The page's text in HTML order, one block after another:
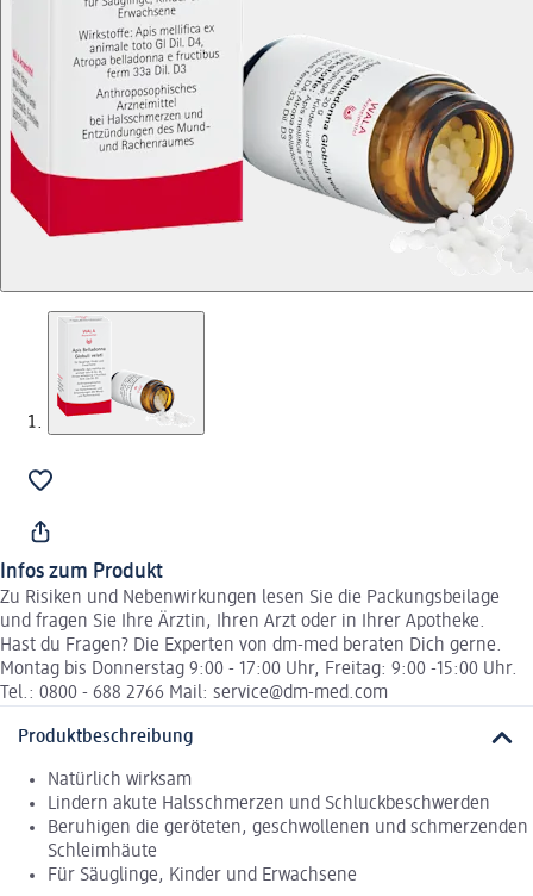
Infos zum Produkt
Zu Risiken und Nebenwirkungen lesen Sie die Packungsbeilage
und fragen Sie Ihre Ärztin, Ihren Arzt oder in Ihrer Apotheke.
Hast du Fragen? Die Experten von dm-med beraten Dich gerne.
Montag bis Donnerstag 9:00 - 17:00 Uhr, Freitag: 9:00 -15:00 Uhr.
Tel.: 0800 - 688 2766 Mail: service@dm-med.com
Produktbeschreibung
Natürlich wirksam
Lindern akute Halsschmerzen und Schluckbeschwerden
Beruhigen die geröteten, geschwollenen und schmerzenden
Schleimhäute
Für Säuglinge, Kinder und Erwachsene